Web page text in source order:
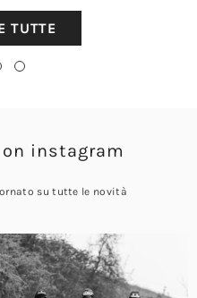
TUTTE
instagram
su tutte le novità